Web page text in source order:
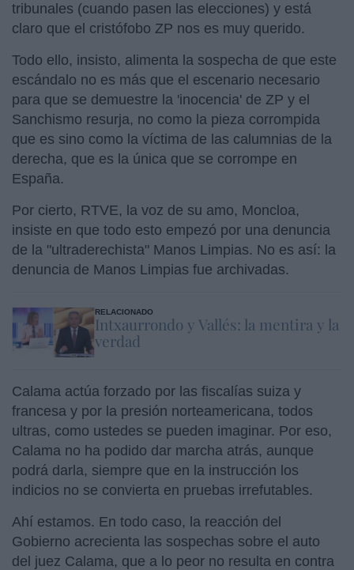
tribunales (cuando pasen las elecciones) y está
claro que el cristófobo ZP nos es muy querido.
Todo ello, insisto, alimenta la sospecha de que este
escándalo no es más que el escenario necesario
para que se demuestre la 'inocencia' de ZP y el
Sanchismo resurja, no como la pieza corrompida
que es sino como la víctima de las calumnias de la
derecha, que es la única que se corrompe en
España.
Por cierto, RTVE, la voz de su amo, Moncloa,
insiste en que todo esto empezó por una denuncia
de la "ultraderechista" Manos Limpias. No es así: la
denuncia de Manos Limpias fue archivadas.
RELACIONADO
Intxaurrondo y Vallés: la mentira y la
verdad
Calama actúa forzado por las fiscalías suiza y
francesa y por la presión norteamericana, todos
ultras, como ustedes se pueden imaginar. Por eso,
Calama no ha podido dar marcha atrás, aunque
podrá darla, siempre que en la instrucción los
indicios no se convierta en pruebas irrefutables.
Ahí estamos. En todo caso, la reacción del
Gobierno acrecienta las sospechas sobre el auto
del juez Calama, que a lo peor no resulta en contra